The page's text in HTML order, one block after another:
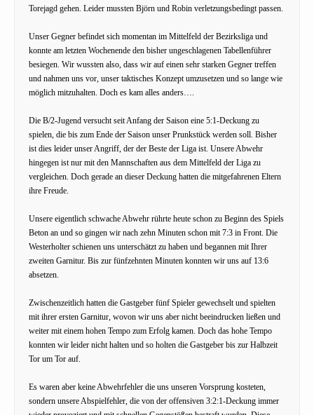
Torejagd gehen. Leider mussten Björn und Robin verletzungsbedingt passen.
Unser Gegner befindet sich momentan im Mittelfeld der Bezirksliga und
konnte am letzten Wochenende den bisher ungeschlagenen Tabellenführer
besiegen. Wir wussten also, dass wir auf einen sehr starken Gegner treffen
und nahmen uns vor, unser taktisches Konzept umzusetzen und so lange wie
möglich mitzuhalten. Doch es kam alles anders….
Die B/2-Jugend versucht seit Anfang der Saison eine 5:1-Deckung zu
spielen, die bis zum Ende der Saison unser Prunkstück werden soll. Bisher
ist dies leider unser Angriff, der der Beste der Liga ist. Unsere Abwehr
hingegen ist nur mit den Mannschaften aus dem Mittelfeld der Liga zu
vergleichen. Doch gerade an dieser Deckung hatten die mitgefahrenen Eltern
ihre Freude.
Unsere eigentlich schwache Abwehr rührte heute schon zu Beginn des Spiels
Beton an und so gingen wir nach zehn Minuten schon mit 7:3 in Front. Die
Westerholter schienen uns unterschätzt zu haben und begannen mit Ihrer
zweiten Garnitur. Bis zur fünfzehnten Minuten konnten wir uns auf 13:6
absetzen.
Zwischenzeitlich hatten die Gastgeber fünf Spieler gewechselt und spielten
mit ihrer ersten Garnitur, wovon wir uns aber nicht beeindrucken ließen und
weiter mit einem hohen Tempo zum Erfolg kamen. Doch das hohe Tempo
konnten wir leider nicht halten und so holten die Gastgeber bis zur Halbzeit
Tor um Tor auf.
Es waren aber keine Abwehrfehler die uns unseren Vorsprung kosteten,
sondern unsere Abspielfehler, die von der offensiven 3:2:1-Deckung immer